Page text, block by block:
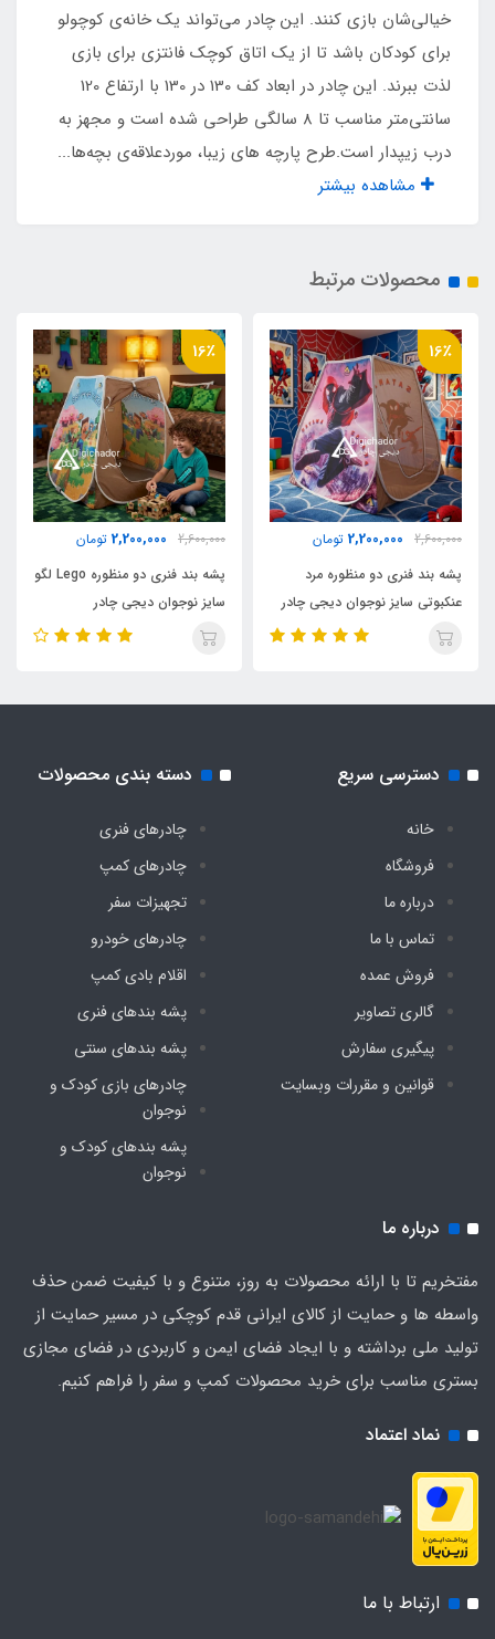
پنجره زیپدار
دارد
کیف حمل مخصوص
وزن
1800 گرم
نوع اسکلت
فلزی فنری روکشدار آسان تاشو
مناسب تا سن
8 سال
پنجره توری
خیالی‌شان بازی کنند. این چادر می‌تواند یک‌ خانه‌ی کوچولو
برای کودکان باشد تا از یک اتاق کوچک فانتزی برای بازی
لذت ببرند. این چادر در ابعاد کف 130 در 130 با ارتفاع 120
سانتی‌متر مناسب تا 8 سالگی طراحی‌ شده است و مجهز به
درب زیپدار است.طرح پارچه های زیبا، موردعلاقه‌ی بچه‌ها...
مشاهده بیشتر
محصولات مرتبط
16٪
2,600,000
2,200,000 تومان
پشه بند فنری دو منظوره مرد
عنکبوتی سایز نوجوان دیجی چادر
16٪
2,600,000
2,200,000 تومان
پشه بند فنری دو منظوره Lego لگو
سایز نوجوان دیجی چادر
نماد اعتماد
دسترسی سریع
خانه
فروشگاه
درباره ما
تماس با ما
فروش عمده
گالری تصاویر
پیگیری سفارش
قوانین و مقررات وبسایت
دسته بندی محصولات
چادرهای فنری
چادرهای کمپ
تجهیزات سفر
چادرهای خودرو
اقلام بادی کمپ
پشه‌ بندهای فنری
پشه‌ بندهای سنتی
چادرهای بازی کودک و
نوجوان
پشه‌ بندهای کودک و
نوجوان
درباره ما
مفتخریم تا با ارائه محصولات به روز، متنوع و با کیفیت ضمن حذف
واسطه ها و حمایت از کالای ایرانی قدم کوچکی در مسیر حمایت از
تولید ملی برداشته و با ایجاد فضای ایمن و کاربردی در فضای مجازی
بستری مناسب برای خرید محصولات کمپ و سفر را فراهم کنیم.
ارتباط با ما